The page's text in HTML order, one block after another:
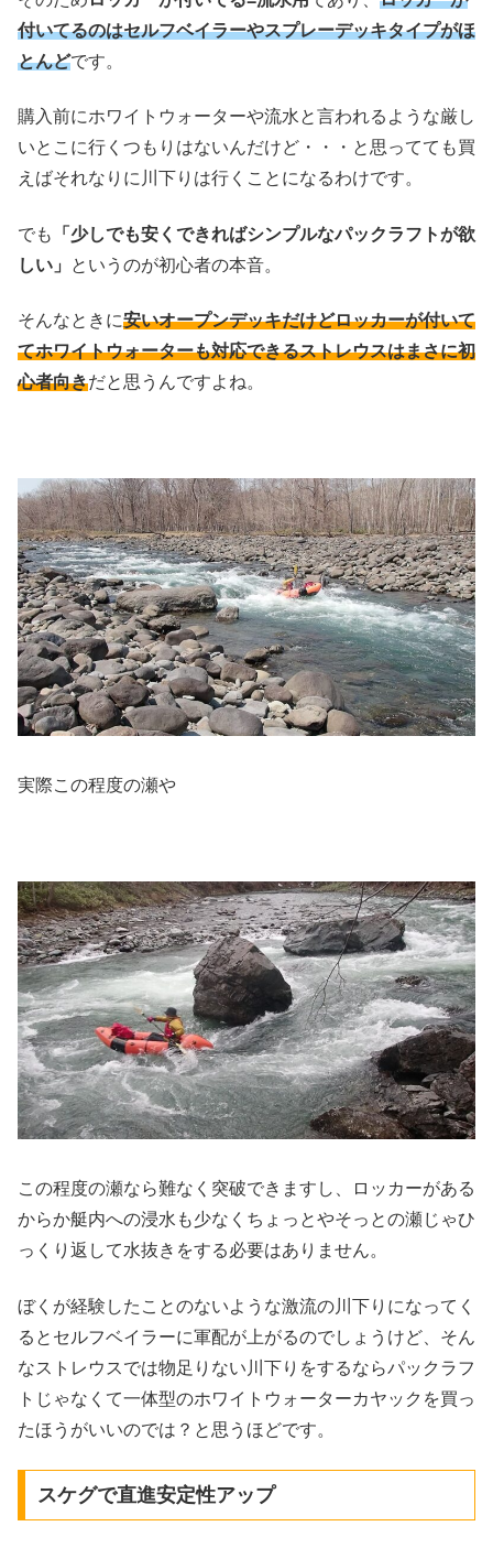
付いてるのはセルフベイラーやスプレーデッキタイプがほ
とんどです。
購入前にホワイトウォーターや流水と言われるような厳し
いとこに行くつもりはないんだけど・・・と思ってても買
えばそれなりに川下りは行くことになるわけです。
でも
「少しでも安くできればシンプルなパックラフトが欲
しい」
というのが初心者の本音。
そんなときに安いオープンデッキだけどロッカーが付いて
てホワイトウォーターも対応できるストレウスはまさに初
心者向きだと思うんですよね。
実際この程度の瀬や
この程度の瀬なら難なく突破できますし、ロッカーがある
からか艇内への浸水も少なくちょっとやそっとの瀬じゃひ
っくり返して水抜きをする必要はありません。
ぼくが経験したことのないような激流の川下りになってく
るとセルフベイラーに軍配が上がるのでしょうけど、そん
なストレウスでは物足りない川下りをするならパックラフ
トじゃなくて一体型のホワイトウォーターカヤックを買っ
たほうがいいのでは？と思うほどです。
スケグで直進安定性アップ